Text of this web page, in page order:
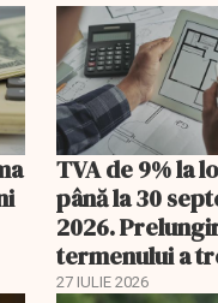
TVA de 9% la
până la 30
2026.
termenului a
comisia din
27 IULIE 2026